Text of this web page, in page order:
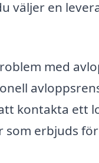
väljer en
med
kontakta ett
som erbjuds